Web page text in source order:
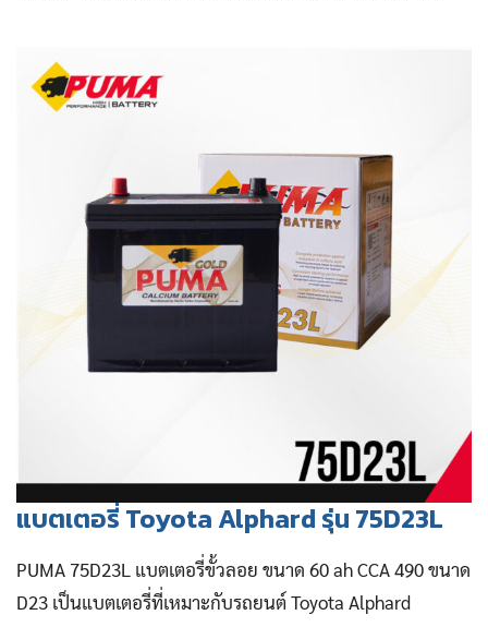
แบตเตอรี่ Toyota Alphard รุ่น 75D23L
PUMA 75D23L แบตเตอรี่ขั้วลอย ขนาด 60 ah CCA 490 ขนาด
D23 เป็นแบตเตอรี่ที่เหมาะกับรถยนต์ Toyota Alphard